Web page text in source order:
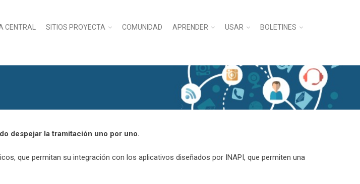
CENTRAL SITIOS PROYECTA COMUNIDAD APRENDER USAR BOLETINES
despejar la tramitación uno por uno.
que permitan su integración con los aplicativos diseñados por INAPI, que permiten una